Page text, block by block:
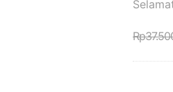
Rp